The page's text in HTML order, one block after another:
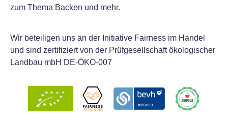
zum Thema Backen und mehr.
Wir beteiligen uns an der Initiative Fairness im Handel
und sind zertifiziert von der Prüfgesellschaft ökologischer
Landbau mbH DE-ÖKO-007